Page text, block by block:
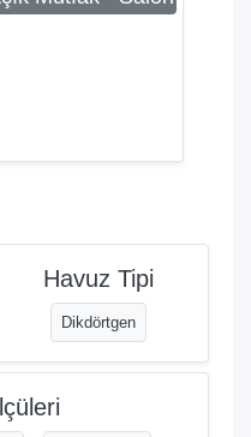
Havuz Tipi
Dikdörtgen